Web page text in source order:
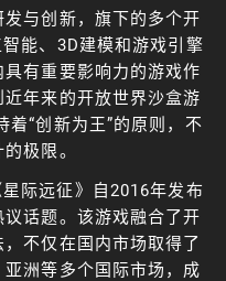
与创新，旗下的多个开
能、3D建模和游戏引擎
有重要影响力的游戏作
年来的开放世界沙盒游
着“创新为王”的原则，不
极限。
际远征》自2016年发布
话题。该游戏融合了开
不仅在国内市场取得了
洲等多个国际市场，成